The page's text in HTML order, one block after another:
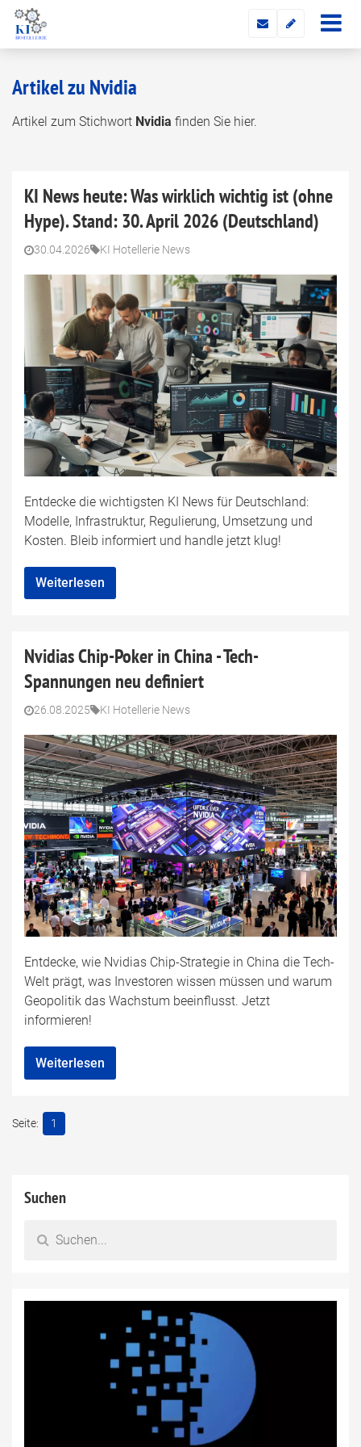
Artikel zu Nvidia
Artikel zum Stichwort Nvidia finden Sie hier.
KI News heute: Was wirklich wichtig ist (ohne
Hype). Stand: 30. April 2026 (Deutschland)
30.04.2026 KI Hotellerie News
Entdecke die wichtigsten KI News für Deutschland:
Modelle, Infrastruktur, Regulierung, Umsetzung und
Kosten. Bleib informiert und handle jetzt klug!
Weiterlesen
Nvidias Chip-Poker in China - Tech-
Spannungen neu definiert
26.08.2025 KI Hotellerie News
Entdecke, wie Nvidias Chip-Strategie in China die Tech-
Welt prägt, was Investoren wissen müssen und warum
Geopolitik das Wachstum beeinflusst. Jetzt
informieren!
Weiterlesen
1
Suchen